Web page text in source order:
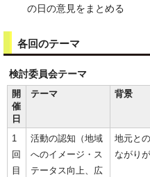
の日の意見をまとめる
各回のテーマ
検討委員会テーマ
開
催
日
テーマ 背景
1
回
目
活動の認知（地域
へのイメージ・ス
テータス向上、広
地元と
ながり